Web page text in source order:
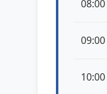
08:00
09:00
10:00